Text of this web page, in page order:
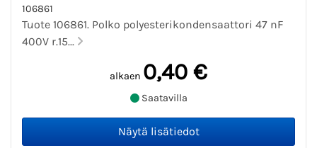
106861
Tuote 106861. Polko polyesterikondensaattori 47 nF
400V r.15...
alkaen 0,40 €
Saatavilla